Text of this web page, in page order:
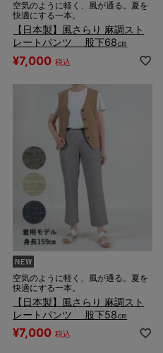
空気のように軽く、風が通る。夏を
快適にする一本。
【日本製】風さらり 麻調スト
レートパンツ 股下68㎝
¥7,000 税込
空気のように軽く、風が通る。夏を
快適にする一本。
【日本製】風さらり 麻調スト
レートパンツ 股下58㎝
¥7,000 税込